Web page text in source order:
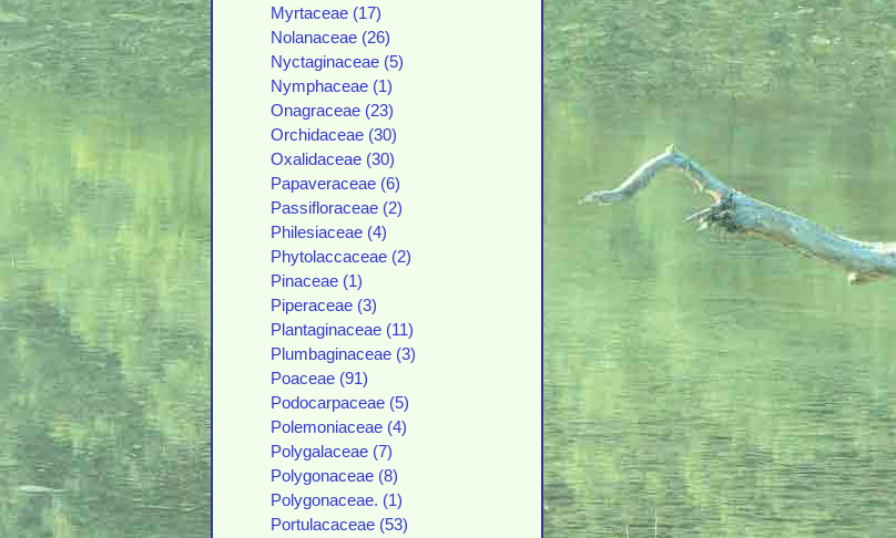
Myrtaceae (17)
Nolanaceae (26)
Nyctaginaceae (5)
Nymphaceae (1)
Onagraceae (23)
Orchidaceae (30)
Oxalidaceae (30)
Papaveraceae (6)
Passifloraceae (2)
Philesiaceae (4)
Phytolaccaceae (2)
Pinaceae (1)
Piperaceae (3)
Plantaginaceae (11)
Plumbaginaceae (3)
Poaceae (91)
Podocarpaceae (5)
Polemoniaceae (4)
Polygalaceae (7)
Polygonaceae (8)
Polygonaceae. (1)
Portulacaceae (53)